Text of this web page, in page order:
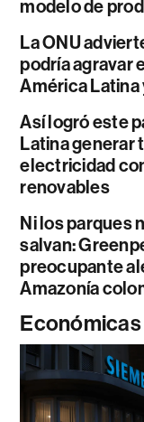
modelo de
La ONU
podría agravar
América Latina
Así logró este
Latina generar
electricidad
renovables
Ni los parques
salvan:
preocupante
Amazonía